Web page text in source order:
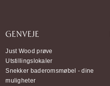
GENVEJE
Just Wood prøve
Utstillingslokaler
Snekker baderomsmøbel - dine
muligheter